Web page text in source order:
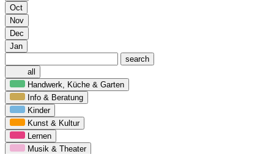
Oct
Nov
Dec
Jan
search
all
Handwerk, Küche & Garten
Info & Beratung
Kinder
Kunst & Kultur
Lernen
Musik & Theater